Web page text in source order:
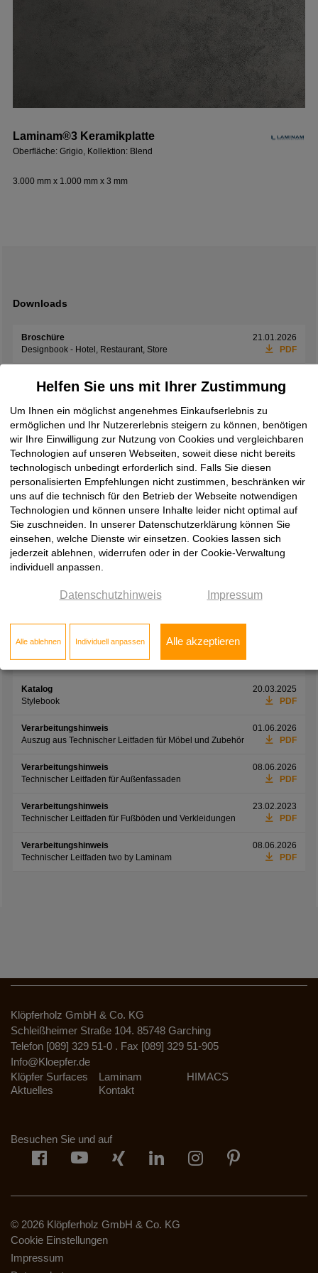
Laminam®3 Keramikplatte
Oberfläche: Grigio, Kollektion: Blend
3.000 mm x 1.000 mm x 3 mm
Downloads
Broschüre
Designbook - Hotel, Restaurant, Store
21.01.2026
PDF
Exclusives Interieur
PDF
Broschüre
Laminam Design Book 2026
08.06.2026
PDF
Broschüre
Laminam Ki No Bi Collection
19.05.2026
Broschüre
Laminam Rare Collection
08.06.2026
PDF
Broschüre
Laminam Supernova
08.06.2026
PDF
Broschüre
two by Laminam
Preisliste Möbelfronten
Katalog
Stylebook
20.03.2025
PDF
Verarbeitungshinweis
Auszug aus Technischer Leitfaden für Möbel und Zubehör
01.06.2026
PDF
Verarbeitungshinweis
Technischer Leitfaden für Außenfassaden
08.06.2026
PDF
Verarbeitungshinweis
Technischer Leitfaden für Fußböden und Verkleidungen
23.02.2023
PDF
Verarbeitungshinweis
Technischer Leitfaden two by Laminam
08.06.2026
PDF
Klöpferholz GmbH & Co. KG
Schleißheimer Straße 104. 85748 Garching
Telefon [089] 329 51-0 . Fax [089] 329 51-905
Info@Kloepfer.de
Klöpfer Surfaces
Laminam
HIMACS
Aktuelles
Kontakt
Besuchen Sie und auf
© 2026 Klöpferholz GmbH & Co. KG
Cookie Einstellungen
Impressum
Helfen Sie uns mit Ihrer Zustimmung
Um Ihnen ein möglichst angenehmes Einkaufserlebnis zu
ermöglichen und Ihr Nutzererlebnis steigern zu können, benötigen
wir Ihre Einwilligung zur Nutzung von Cookies und vergleichbaren
Technologien auf unseren Webseiten, soweit diese nicht bereits
technologisch unbedingt erforderlich sind. Falls Sie diesen
personalisierten Empfehlungen nicht zustimmen, beschränken wir
uns auf die technisch für den Betrieb der Webseite notwendigen
Technologien und können unsere Inhalte leider nicht optimal auf
Sie zuschneiden. In unserer Datenschutzerklärung können Sie
einsehen, welche Dienste wir einsetzen. Cookies lassen sich
jederzeit ablehnen, widerrufen oder in der Cookie-Verwaltung
individuell anpassen.
Datenschutzhinweis Impressum
Alle ablehnen Individuell anpassen Alle akzeptieren